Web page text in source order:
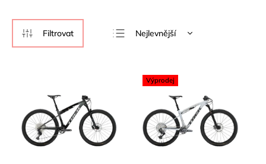
Nejlevnější
Výprodej